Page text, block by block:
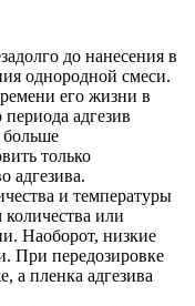
до нанесения в
однородной смеси.
его жизни в
адгезив
больше
только
адгезива.
и температуры
или
Наоборот, низкие
При передозировке
а пленка адгезива